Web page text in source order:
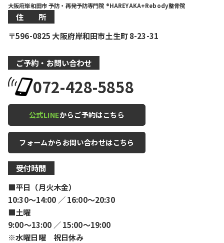
大阪府岸和田市 予防・再発予防専門院 ®HAREYAKA+Rebody整骨院
住 所
〒596-0825 大阪府岸和田市土生町 8-23-31
ご予約・お問い合わせ
072-428-5858
公式LINEからご予約はこちら
フォームからお問い合わせはこちら
受付時間
■平日（月火木金）
10:30〜14:00 ／ 16:00〜20:30
■土曜
9:00〜13:00 ／ 15:00〜19:00
※水曜日曜 祝日休み